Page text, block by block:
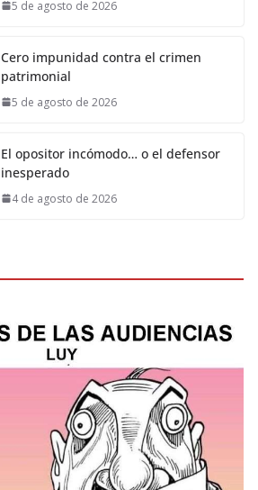
5 de agosto de 2026
Cero impunidad contra el crimen
patrimonial
5 de agosto de 2026
El opositor incómodo… o el defensor
inesperado
4 de agosto de 2026